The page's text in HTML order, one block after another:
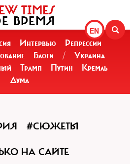
EN
TIMES
ВРЕМЯ
Интервью
Репрессии
Блоги /
Украина
Трамп Путин
Кремль
Дума
#СЮЖЕТЫ
НА САЙТЕ